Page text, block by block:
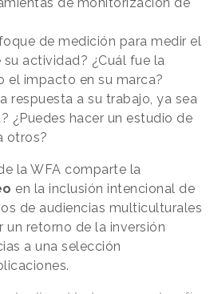
de monitorización de
de medición para medir el
actividad? ¿Cuál fue la
el impacto en su marca?
respuesta a su trabajo, ya sea
¿Puedes hacer un estudio de
otros?
la WFA comparte la
en la inclusión intencional de
de audiencias multiculturales
retorno de la inversión
a una selección